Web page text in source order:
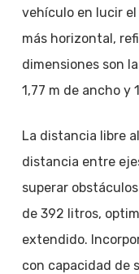
vehículo en lucir
más horizontal,
dimensiones son
1,77 m de ancho y
La distancia libre
distancia entre
superar
de 392 litros,
extendido.
con capacidad de